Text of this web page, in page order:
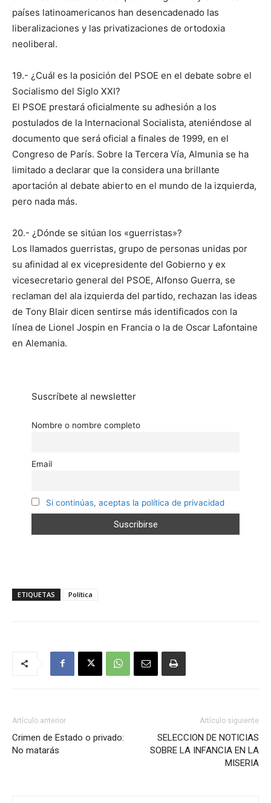
países latinoamericanos han desencadenado las
liberalizaciones y las privatizaciones de ortodoxia
neoliberal.
19.- ¿Cuál es la posición del PSOE en el debate sobre el
Socialismo del Siglo XXI?
El PSOE prestará oficialmente su adhesión a los
postulados de la Internacional Socialista, ateniéndose al
documento que será oficial a finales de 1999, en el
Congreso de París. Sobre la Tercera Vía, Almunia se ha
limitado a declarar que la considera una brillante
aportación al debate abierto en el mundo de la izquierda,
pero nada más.
20.- ¿Dónde se sitúan los «guerristas»?
Los llamados guerristas, grupo de personas unidas por
su afinidad al ex vicepresidente del Gobierno y ex
vicesecretario general del PSOE, Alfonso Guerra, se
reclaman del ala izquierda del partido, rechazan las ideas
de Tony Blair dicen sentirse más identificados con la
línea de Lionel Jospin en Francia o la de Oscar Lafontaine
en Alemania.
Suscríbete al newsletter
Nombre o nombre completo
Email
Si continúas, aceptas la política de privacidad
ETIQUETAS Política
Artículo anterior
Crimen de Estado o privado:
No matarás
Artículo siguiente
SELECCION DE NOTICIAS
SOBRE LA INFANCIA EN LA
MISERIA